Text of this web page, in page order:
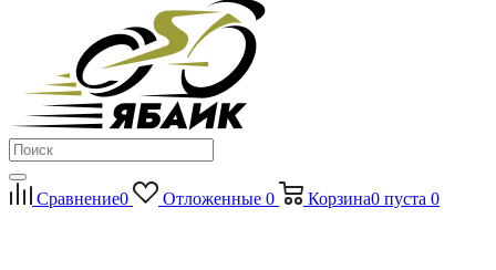
Сравнение0 Отложенные 0 Корзина0 пуста 0